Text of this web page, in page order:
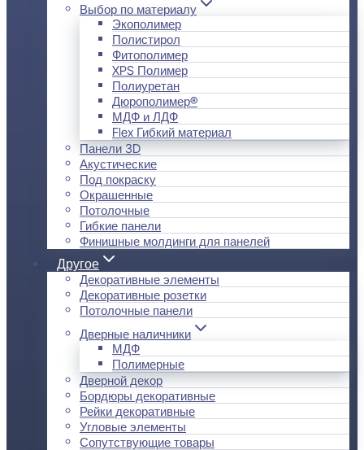
Выбор по материалу
Экополимер
Полистирол
Фитополимер
XPS Полимер
Полиуретан
Дюрополимер®
МДФ и ЛДФ
Flex Гибкий материал
Панели 3D
Акустические
Под покраску
Окрашенные
Потолочные
Гибкие панели
Финишные молдинги для панелей
Другое
Декоративные элементы
Декоративные розетки
Потолочные панели
Дверные наличники
МДФ
Полимерные
Дверной декор
Бордюры декоративные
Рейки декоративные
Угловые элементы
Сопутствующие товары